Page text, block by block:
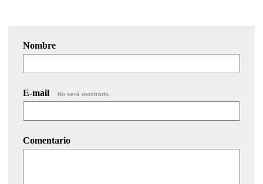
Nombre
E-mail No será mostrado.
Comentario